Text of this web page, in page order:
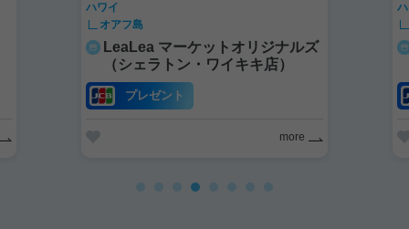
オアフ島
LeaLea マーケットオリジナルズ
（シェラトン・ワイキキ店）
プレゼント
オア
モ